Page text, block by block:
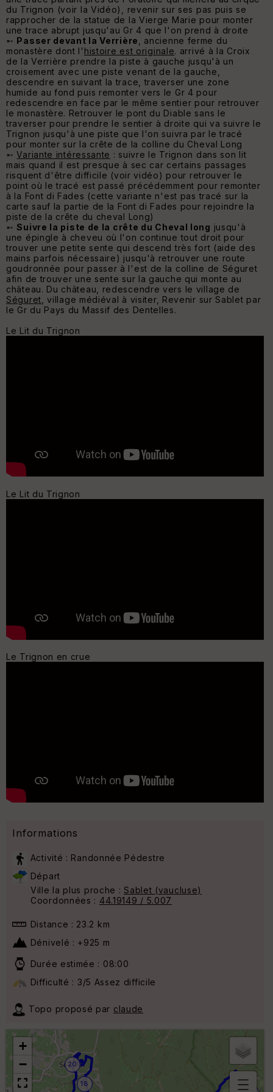
du Trignon (voir la Vidéo), revenir sur ses pas puis se
rapprocher de la statue de la Vierge Marie pour monter
une trace abrupt jusqu'au Gr 4 que l'on prend à droite
➵ Passer devant la Verrière
, ancienne ferme du
monastère dont l' histoire est originale. arrivé à la Croix
de la Verrière prendre la piste à gauche jusqu'à un
croisement avec une piste venant de la gauche,
descendre en suivant la trace, traverser une zone
humide au fond puis remonter vers le Gr 4 pour
redescendre en face par le même sentier pour retrouver
le monastère. Retrouver le pont du Diable sans le
traverser pour prendre le sentier à droite qui va suivre le
Trignon jusqu'à une piste que l'on suivra par le tracé
pour monter sur la crête de la colline du Cheval Long
➵Variante intéressante : suivre le Trignon dans son lit
mais quand il est presque à sec car certains passages
risquent d'être difficile (voir vidéo) pour retrouver le
point où le tracé est passé précédemment pour remonter
à la Font di Fades (cette variante n'est pas tracé sur la
carte sauf la partie de la Font di Fades pour rejoindre la
piste de la crête du cheval Long)
➵Suivre la piste de la crête du Cheval long jusqu'à
une épingle à cheveu où l'on continue tout droit pour
trouver une petite sente qui descend très fort (aide des
mains parfois nécessaire) jusqu'à retrouver une route
goudronnée pour passer à l'est de la colline de Séguret
afin de trouver une sente sur la gauche qui monte au
château. Du château, redescendre vers le village de
Séguret , village médiéval à visiter, Revenir sur Sablet par
le Gr du Pays du Massif des Dentelles.
Le Lit du Trignon
Le Lit du Trignon
Le Trignon en crue
Informations
Activité : Randonnée Pédestre
Départ
Ville la plus proche :Sablet (vaucluse)
Coordonnées : 44.19149 / 5.007
Distance : 23.2 km
Dénivelé : +925 m
Durée estimée : 08:00
Difficulté : 3/5 Assez difficile
Topo proposé par claude
18
20
+
−